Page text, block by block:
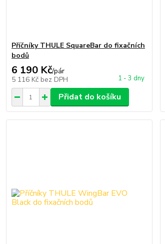
Příčníky THULE SquareBar do fixačních
bodů
6 190 Kč/pár
5 116 Kč bez DPH 1 - 3 dny
Přidat do košíku